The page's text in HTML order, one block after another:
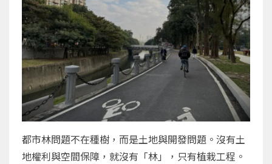
都市林問題不在種樹，而是土地與開發問題。沒有土
地權利與空間保障，就沒有「林」，只有植栽工程。